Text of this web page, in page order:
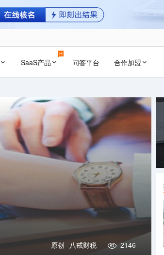
SaaS产品 问答平台 合作加盟
原创 八戒财税 2146